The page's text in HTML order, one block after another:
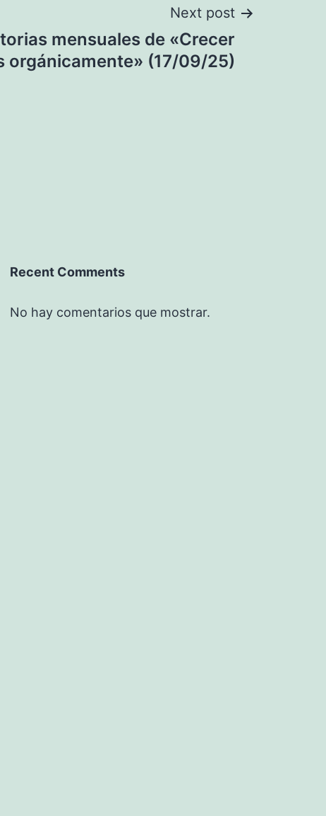
Next post
mensuales de «Crecer
orgánicamente» (17/09/25)
Recent Comments
No hay comentarios que mostrar.